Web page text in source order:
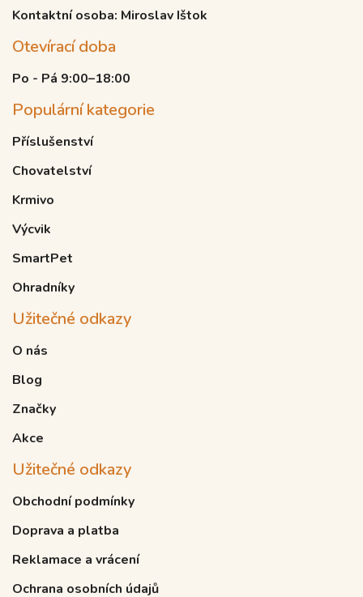
Kontaktní osoba: Miroslav Ištok
Otevírací doba
Po - Pá 9:00–18:00
Populární kategorie
Příslušenství
Chovatelství
Krmivo
Výcvik
SmartPet
Ohradníky
Užitečné odkazy
O nás
Blog
Značky
Akce
Užitečné odkazy
Obchodní podmínky
Doprava a platba
Reklamace a vrácení
Ochrana osobních údajů